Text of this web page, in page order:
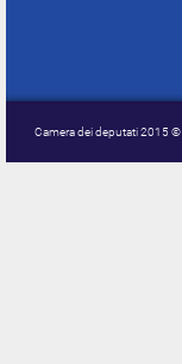
Camera dei deputati 2015 ©